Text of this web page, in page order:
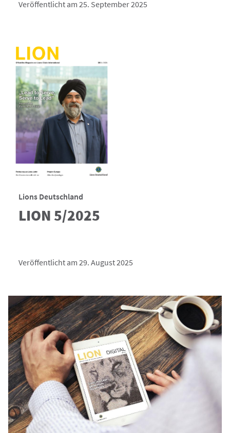
Veröffentlicht am 25. September 2025
Lions Deutschland
LION 5/2025
Veröffentlicht am 29. August 2025